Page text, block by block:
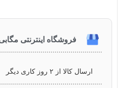
فروشگاه اینترنتی
ارسال کالا از ۲ روز کاری دیگر